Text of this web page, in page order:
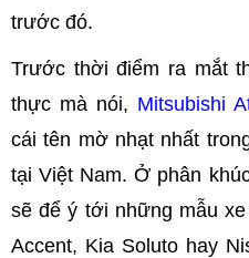
trước đó.
Trước thời điểm ra mắt
thực mà nói, Mitsubishi
cái tên mờ nhạt nhất
tại Việt Nam. Ở phân
sẽ để ý tới những mẫu
Accent, Kia Soluto hay